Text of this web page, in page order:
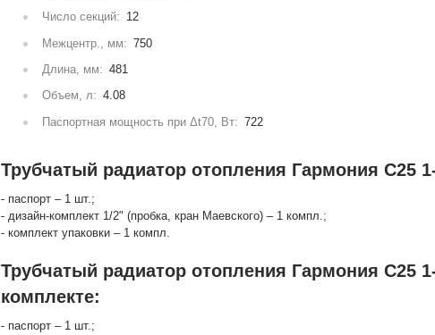
Число секций: 12
Межцентр., мм: 750
Длина, мм: 481
Объем, л: 4.08
Паспортная мощность при Δt70, Вт: 722
Трубчатый радиатор отопления Гармония С25
- паспорт – 1 шт.;
- дизайн-комплект 1/2" (пробка, кран Маевского) – 1 компл.;
- комплект упаковки – 1 компл.
Трубчатый радиатор отопления Гармония С25
комплекте:
- паспорт – 1 шт.;